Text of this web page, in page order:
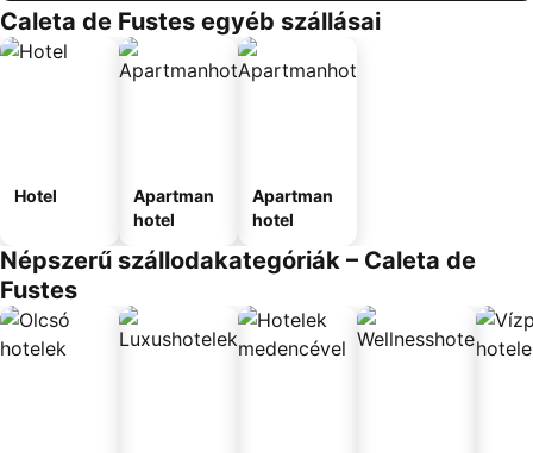
Caleta de Fustes egyéb szállásai
Hotel
Apartman
hotel
Apartman
hotel
Népszerű szállodakategóriák – Caleta de
Fustes